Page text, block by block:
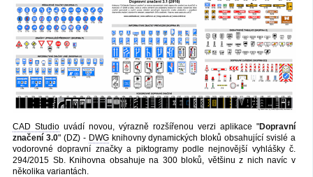
CAD Studio uvádí novou, výrazně rozšířenou verzi aplikace "Dopravní
značení 3.0" (DZ) - DWGknihovny dynamických bloků obsahující svislé a
vodorovné dopravní značky a piktogramy podle nejnovější vyhlášky č.
294/2015 Sb. Knihovna obsahuje na 300 bloků, většinu z nich navíc v
několika variantách.